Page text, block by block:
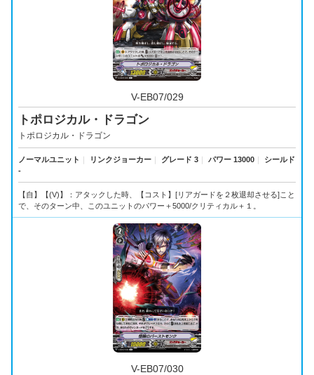
V-EB07/029
トポロジカル・ドラゴン
トポロジカル・ドラゴン
ノーマルユニット ｜ リンクジョーカー ｜ グレード 3 ｜ パワー 13000 ｜
シールド
-
【自】【(V)】：アタックした時、【コスト】[リアガードを２枚退却させる]こと
で、そのターン中、このユニットのパワー＋5000/クリティカル＋１。
V-EB07/030